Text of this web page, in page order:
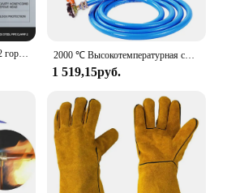
Настольная газовая плита с 2 горелками, двойная горелка из нержавеющей стали, бытовая печь с сильным огнем, сжиженный природный коцинный газ 2000 ℃ Высокотемпературная сварочная горелка, серебристая, медь, алюминий, сварочные инструменты, пропановая газовая горелка для сжиженного нефтяного газа с разъемом типа укуса
1 519,15руб.